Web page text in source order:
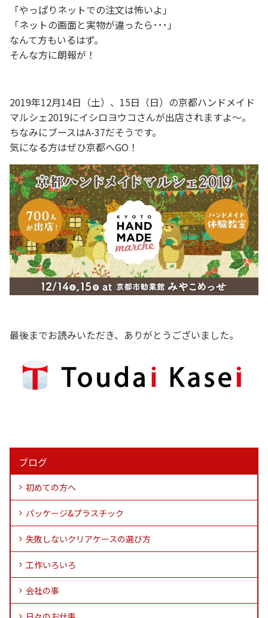
「やっぱりネットでの注文は怖いよ」
「ネットの画面と実物が違ったら･･･」
なんて方もいるはず。
そんな方に朗報が！
2019年12月14日（土）、15日（日）の京都ハンドメイド
マルシェ2019にイシロヨウコさんが出店されますよ～。
ちなみにブースはA-37だそうです。
気になる方はぜひ京都へGO！
最後までお読みいただき、ありがとうございました。
ブログ
初めての方へ
パッケージ&プラスチック
失敗しないクリアケースの選び方
工作いろいろ
会社の事